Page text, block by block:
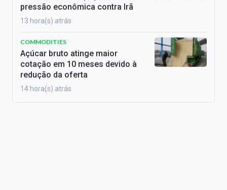
pressão econômica contra Irã
13 hora(s) atrás
COMMODITIES
Açúcar bruto atinge maior
cotação em 10 meses devido à
redução da oferta
14 hora(s) atrás